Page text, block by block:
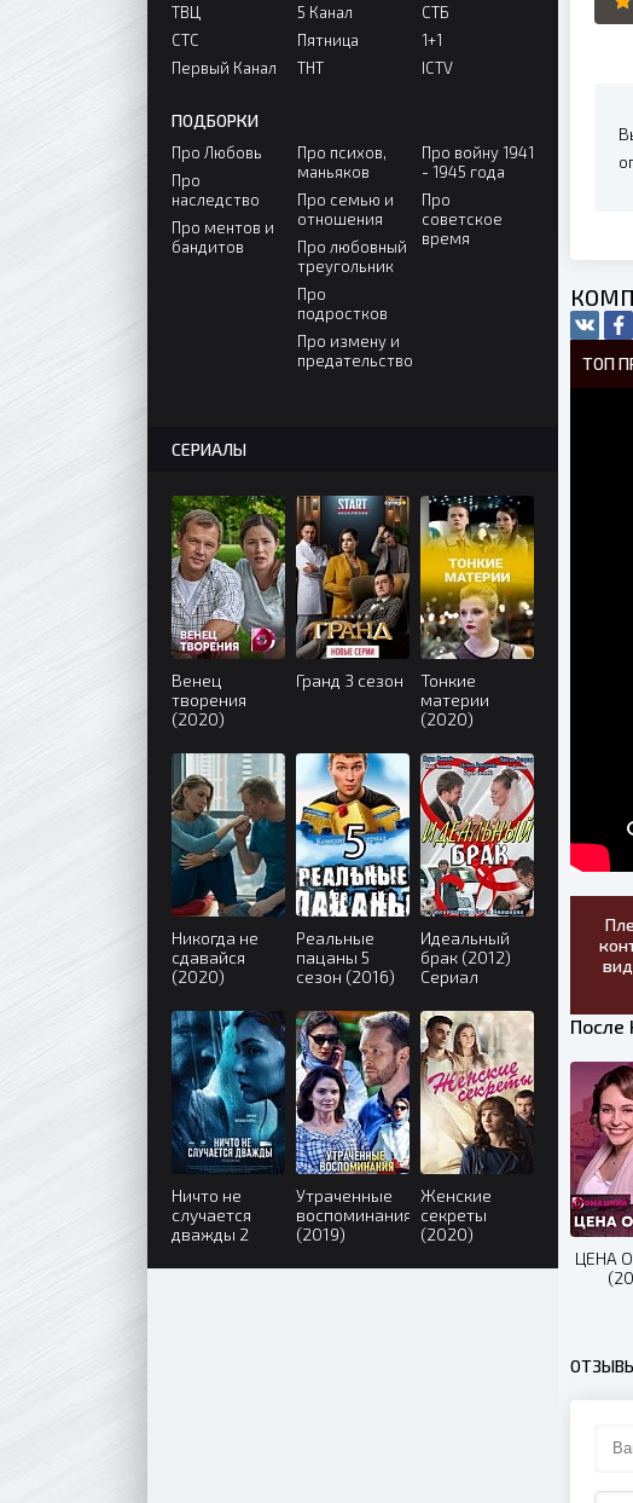
ТОП
После
ЦЕНА
ТВЦ
СТС
Первый Канал
5 Канал
Пятница
ТНТ
СТБ
1+1
ICTV
ПОДБОРКИ
Про Любовь
Про
наследство
Про ментов и
бандитов
Про психов,
маньяков
Про семью и
отношения
Про любовный
треугольник
Про
подростков
Про измену и
предательство
Про войну 1941
- 1945 года
Про
советское
время
СЕРИАЛЫ
Венец
творения
(2020)
Гранд 3 сезон
Тонкие
материи
(2020)
Никогда не
сдавайся
(2020)
Реальные
пацаны 5
сезон (2016)
Идеальный
брак (2012)
Сериал
Ничто не
случается
дважды 2
Утраченные
воспоминания
(2019)
Женские
секреты
(2020)